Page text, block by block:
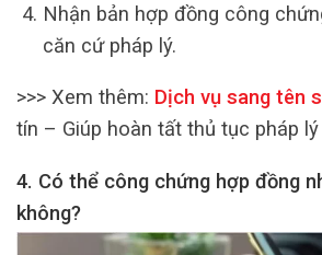
Nhận bản hợp đồng công
căn cứ pháp lý.
>>> Xem thêm: Dịch vụ sang tên
tín – Giúp hoàn tất thủ tục pháp
4. Có thể công chứng hợp đồng
không?